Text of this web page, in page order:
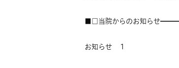
■□当院からのお知ら
お知らせ １